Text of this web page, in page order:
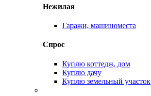
Нежилая
Гаражи, машиноместа
Спрос
Куплю коттедж, дом
Куплю дачу
Куплю земельный участок